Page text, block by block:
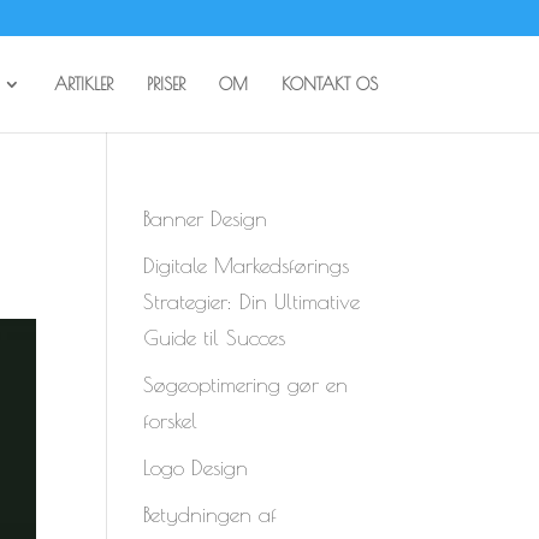
ARTIKLER PRISER OM KONTAKT OS
Banner Design
Digitale Markedsførings
Strategier: Din Ultimative
Guide til Succes
Søgeoptimering gør en
forskel
Logo Design
Betydningen af